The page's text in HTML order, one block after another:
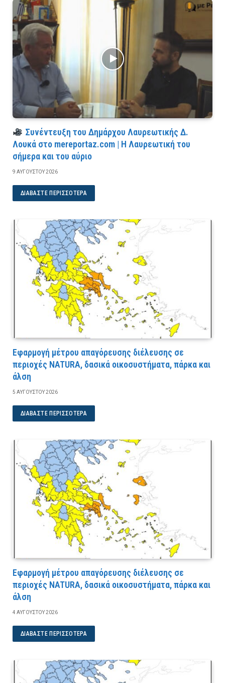
Συνέντευξη του Δημάρχου Λαυρεωτικής Δ.
Λουκά στο mereportaz.com | Η Λαυρεωτική του
σήμερα και του αύριο
9 ΑΥΓΟΎΣΤΟΥ 2026
ΔΙΑΒΆΣΤΕ ΠΕΡΙΣΣΌΤΕΡΑ
Εφαρμογή μέτρου απαγόρευσης διέλευσης σε
περιοχές NATURA, δασικά οικοσυστήματα, πάρκα και
άλση
5 ΑΥΓΟΎΣΤΟΥ 2026
ΔΙΑΒΆΣΤΕ ΠΕΡΙΣΣΌΤΕΡΑ
Εφαρμογή μέτρου απαγόρευσης διέλευσης σε
περιοχές NATURA, δασικά οικοσυστήματα, πάρκα και
άλση
4 ΑΥΓΟΎΣΤΟΥ 2026
ΔΙΑΒΆΣΤΕ ΠΕΡΙΣΣΌΤΕΡΑ